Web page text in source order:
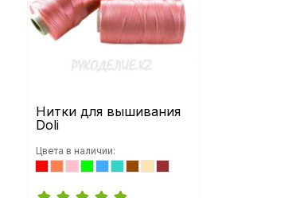
Нитки для вышивания
Doli
Цвета в наличии: